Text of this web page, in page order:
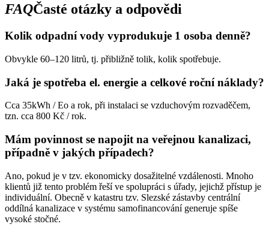
FAQČasté otázky a odpovědi
Kolik odpadní vody vyprodukuje 1 osoba denně?
Obvykle 60–120 litrů, tj. přibližně tolik, kolik spotřebuje.
Jaká je spotřeba el. energie a celkové roční náklady?
Cca 35kWh / Eo a rok, při instalaci se vzduchovým rozvaděčem,
tzn. cca 800 Kč / rok.
Mám povinnost se napojit na veřejnou kanalizaci,
případně v jakých případech?
Ano, pokud je v tzv. ekonomicky dosažitelné vzdálenosti. Mnoho
klientů již tento problém řeší ve spolupráci s úřady, jejichž přístup je
individuální. Obecně v katastru tzv. Slezské zástavby centrální
oddílná kanalizace v systému samofinancování generuje spíše
vysoké stočné.